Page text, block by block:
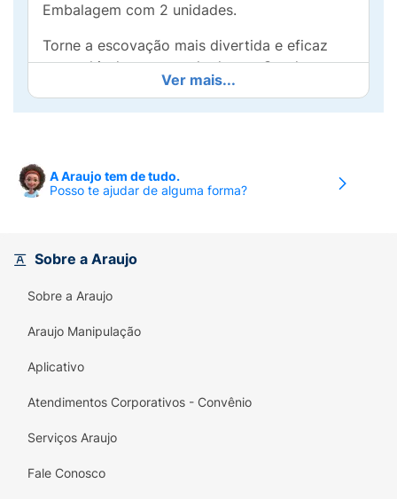
Embalagem com 2 unidades.
Torne a escovação mais divertida e eficaz
com o kit de escovas de dentes Condor
Disney Mickey Ultrafine. Desenvolvida com
cerdas ultrafinas, esta escova proporciona
gengiva. O design temático do Mickey agrada
a todas as idades, especialmente para
dia a dia, a embalagem contém duas escovas,
Ver mais...
A Araujo tem de tudo.
Posso te ajudar de alguma forma?
Sobre a Araujo
Sobre a Araujo
Araujo Manipulação
Aplicativo
Atendimentos Corporativos - Convênio
Serviços Araujo
Fale Conosco